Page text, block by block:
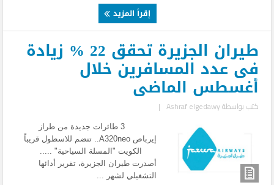
إقرأ المزيد
طيران الجزيرة تحقق 22 % زيادة
فى عدد المسافرين خلال
أغسطس الماضى
كتب بواسطةAshraf elgedawy
|
3 طائرات جديدة من طراز
إيرباص A320neo.. تنضم للاسطول قريباً
الكويت "المسلة السياحية" .....
أصدرت طيران الجزيرة، تقرير أدائها
التشغيلي لشهر ...